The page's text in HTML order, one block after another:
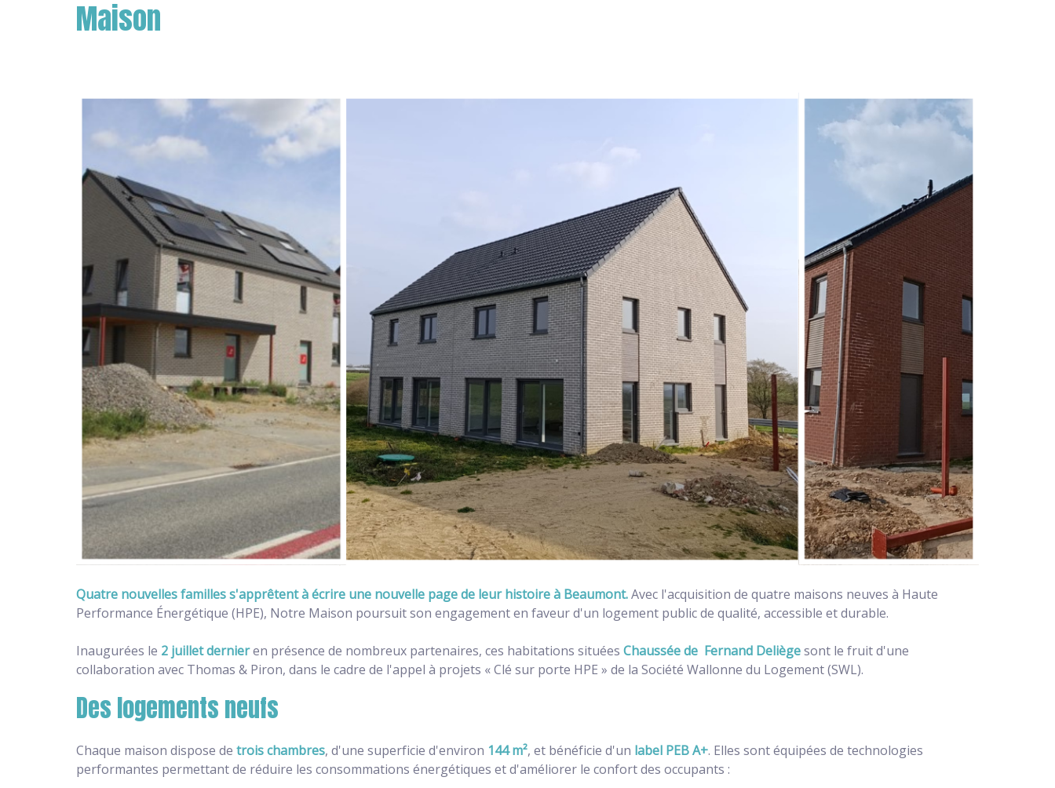
Maison
Quatre nouvelles familles s'apprêtent à écrire une nouvelle page de leur histoire à Beaumont.Avec l'acquisition de quatre maisons neuves à Haute
Performance Énergétique (HPE), Notre Maison poursuit son engagement en faveur d'un logement public de qualité, accessible et durable.
Inaugurées le 2 juillet dernieren présence de nombreux partenaires, ces habitations situées Chaussée de Fernand Deliègesont le fruit d'une
collaboration avec Thomas & Piron, dans le cadre de l'appel à projets « Clé sur porte HPE » de la Société Wallonne du Logement (SWL).
Des logements neufs
Chaque maison dispose de trois chambres, d'une superficie d'environ 144 m², et bénéficie d'un label PEB A+. Elles sont équipées de technologies
performantes permettant de réduire les consommations énergétiques et d'améliorer le confort des occupants :